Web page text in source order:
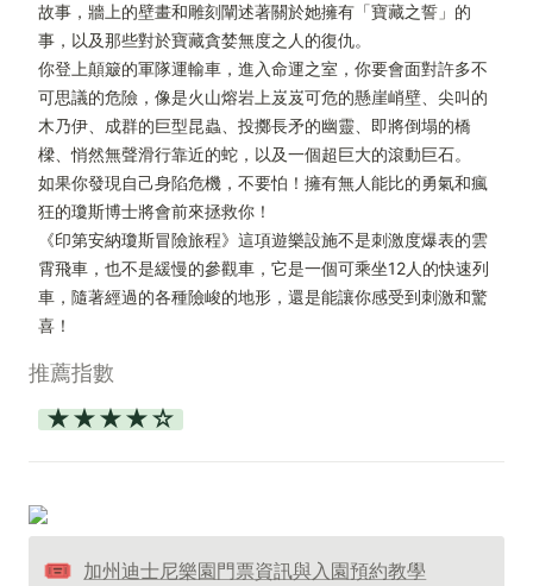
故事，牆上的壁畫和雕刻闡述著關於她擁有「寶藏之誓」的
事，以及那些對於寶藏貪婪無度之人的復仇。
你登上顛簸的軍隊運輸車，進入命運之室，你要會面對許多不
可思議的危險，像是火山熔岩上岌岌可危的懸崖峭壁、尖叫的
木乃伊、成群的巨型昆蟲、投擲長矛的幽靈、即將倒塌的橋
樑、悄然無聲滑行靠近的蛇，以及一個超巨大的滾動巨石。
如果你發現自己身陷危機，不要怕！擁有無人能比的勇氣和瘋
狂的瓊斯博士將會前來拯救你！
《印第安納瓊斯冒險旅程》這項遊樂設施不是刺激度爆表的雲
霄飛車，也不是緩慢的參觀車，它是一個可乘坐12人的快速列
車，隨著經過的各種險峻的地形，還是能讓你感受到刺激和驚
喜！
推薦指數
★★★★☆
🎟️ 加州迪士尼樂園門票資訊與入園預約教學